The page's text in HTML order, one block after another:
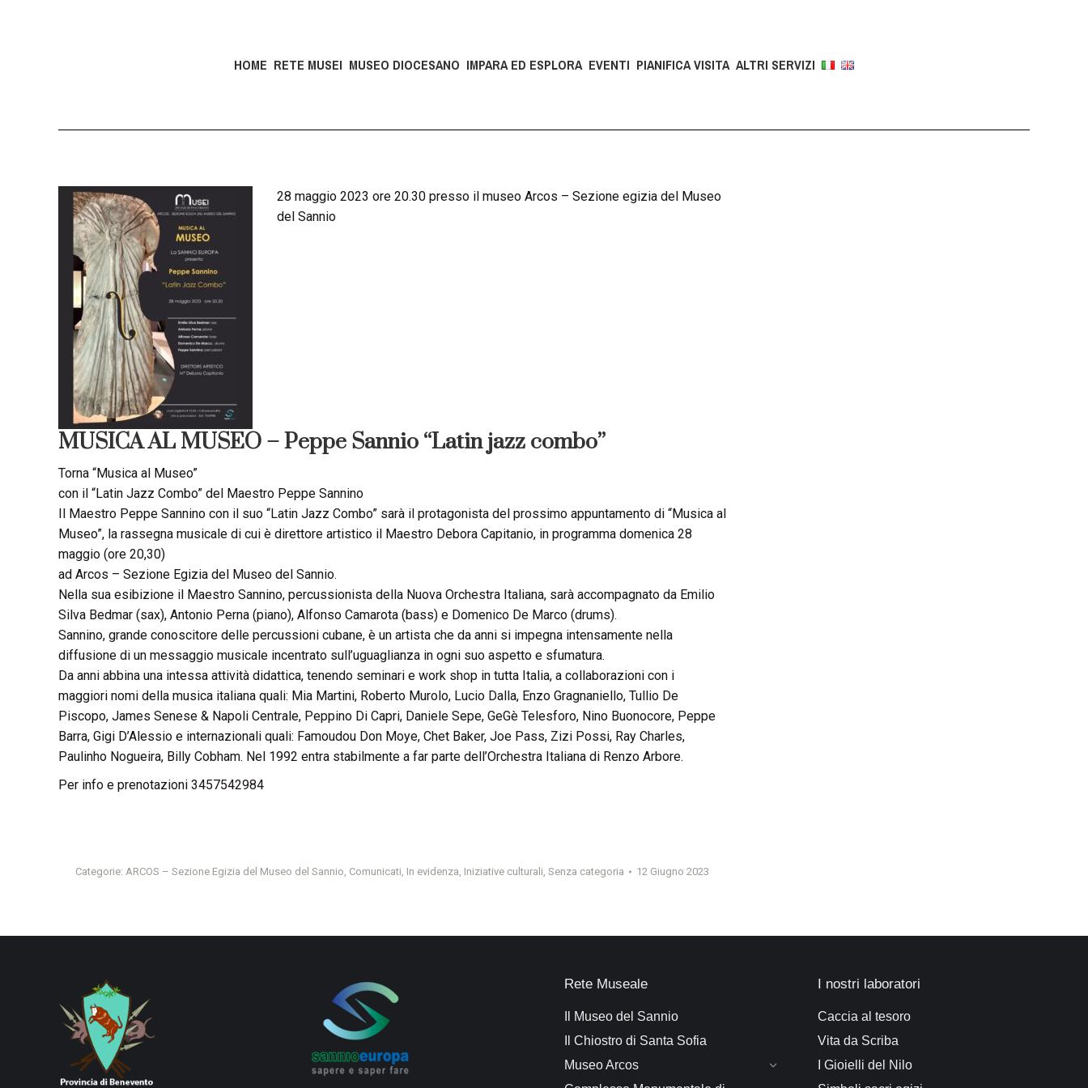
HOME RETE MUSEI MUSEO DIOCESANO IMPARA ED ESPLORA EVENTI PIANIFICA VISITA ALTRI SERVIZI
28 maggio 2023 ore 20.30 presso il museo Arcos – Sezione egizia del Museo
del Sannio
MUSICA AL MUSEO – Peppe Sannio “Latin jazz combo”
Torna “Musica al Museo”
con il “Latin Jazz Combo” del Maestro Peppe Sannino
Il Maestro Peppe Sannino con il suo “Latin Jazz Combo” sarà il protagonista del prossimo appuntamento di “Musica al
Museo”, la rassegna musicale di cui è direttore artistico il Maestro Debora Capitanio, in programma domenica 28
maggio (ore 20,30)
ad Arcos – Sezione Egizia del Museo del Sannio.
Nella sua esibizione il Maestro Sannino, percussionista della Nuova Orchestra Italiana, sarà accompagnato da Emilio
Silva Bedmar (sax), Antonio Perna (piano), Alfonso Camarota (bass) e Domenico De Marco (drums).
Sannino, grande conoscitore delle percussioni cubane, è un artista che da anni si impegna intensamente nella
diffusione di un messaggio musicale incentrato sull’uguaglianza in ogni suo aspetto e sfumatura.
Da anni abbina una intessa attività didattica, tenendo seminari e work shop in tutta Italia, a collaborazioni con i
maggiori nomi della musica italiana quali: Mia Martini, Roberto Murolo, Lucio Dalla, Enzo Gragnaniello, Tullio De
Piscopo, James Senese & Napoli Centrale, Peppino Di Capri, Daniele Sepe, GeGè Telesforo, Nino Buonocore, Peppe
Barra, Gigi D’Alessio e internazionali quali: Famoudou Don Moye, Chet Baker, Joe Pass, Zizi Possi, Ray Charles,
Paulinho Nogueira, Billy Cobham. Nel 1992 entra stabilmente a far parte dell’Orchestra Italiana di Renzo Arbore.
Per info e prenotazioni 3457542984
Categorie: ARCOS – Sezione Egizia del Museo del Sannio, Comunicati, In evidenza, Iniziative culturali, Senza categoria 12 Giugno 2023
Rete Museale
Il Museo del Sannio
Il Chiostro di Santa Sofia
Museo Arcos
I nostri laboratori
Caccia al tesoro
Vita da Scriba
I Gioielli del Nilo